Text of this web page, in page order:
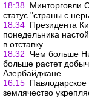
18:38 Минторговли
статус "страны с
18:34 Президента
понедельника
в отставку
18:32
Чем больше
больше растет
Азербайджане
16:15 Павлодарское
землячество